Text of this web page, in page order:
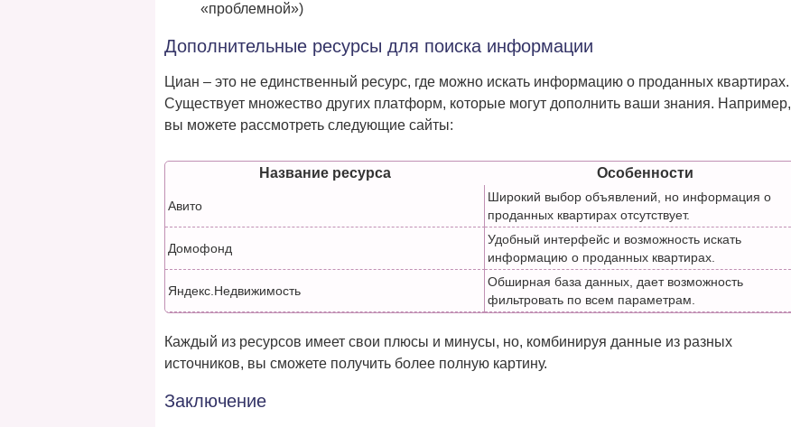
«проблемной»)
Дополнительные ресурсы для поиска информации
Циан – это не единственный ресурс, где можно искать информацию о проданных квартирах.
Существует множество других платформ, которые могут дополнить ваши знания. Например,
вы можете рассмотреть следующие сайты:
Название ресурса Особенности
Авито
Широкий выбор объявлений, но информация о
проданных квартирах отсутствует.
Домофонд
Удобный интерфейс и возможность искать
информацию о проданных квартирах.
Яндекс.Недвижимость
Обширная база данных, дает возможность
фильтровать по всем параметрам.
Каждый из ресурсов имеет свои плюсы и минусы, но, комбинируя данные из разных
источников, вы сможете получить более полную картину.
Заключение